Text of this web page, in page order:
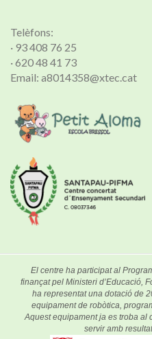
Telèfons:
· 93 408 76 25
· 620 48 41 73
Email: a8014358@xtec.cat
El centre ha participat al
finançat pel Ministeri d’Educació,
ha representat una dotació de
equipament de robòtica,
Aquest equipament ja es troba al
servir amb